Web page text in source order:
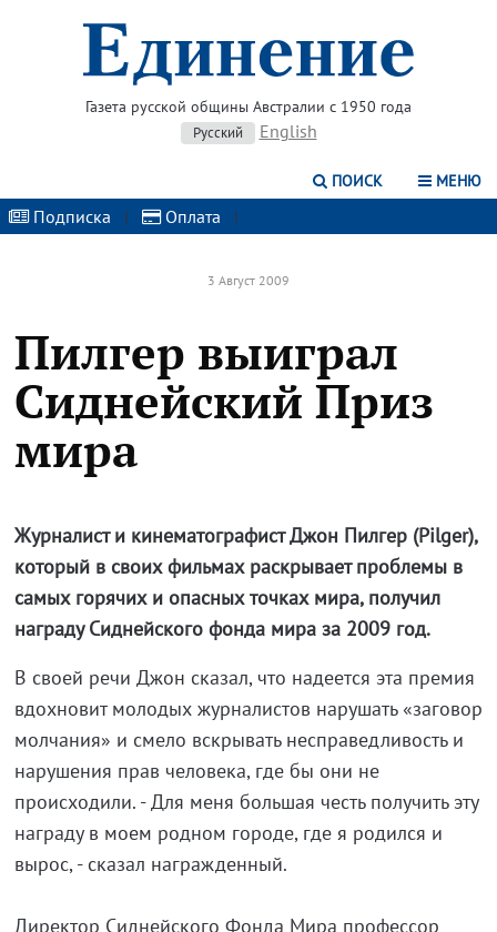
Газета русской общины Австралии с 1950 года
Русский English
ПОИСК МЕНЮ
Подписка | Оплата |
3 Август 2009
Пилгер выиграл
Сиднейский Приз
мира
Журналист и кинематографист Джон Пилгер (Pilger),
который в своих фильмах раскрывает проблемы в
самых горячих и опасных точках мира, получил
награду Сиднейского фонда мира за 2009 год.
В своей речи Джон сказал, что надеется эта премия
вдохновит молодых журналистов нарушать «заговор
молчания» и смело вскрывать несправедливость и
нарушения прав человека, где бы они не
происходили. - Для меня большая честь получить эту
награду в моем родном городе, где я родился и
вырос, - сказал награжденный.
Директор Сиднейского Фонда Мира профессор